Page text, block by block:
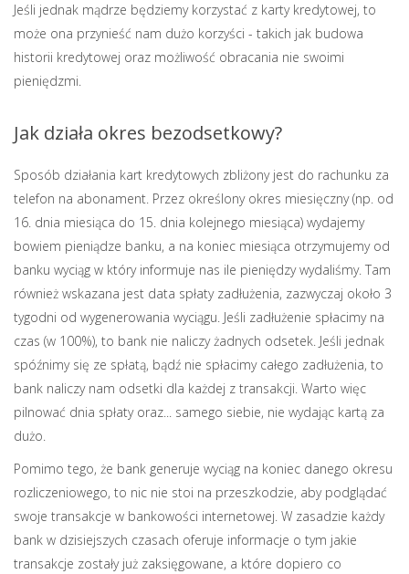
Jeśli jednak mądrze będziemy korzystać z karty kredytowej, to
może ona przynieść nam dużo korzyści - takich jak budowa
historii kredytowej oraz możliwość obracania nie swoimi
pieniędzmi.
Jak działa okres bezodsetkowy?
Sposób działania kart kredytowych zbliżony jest do rachunku za
telefon na abonament. Przez określony okres miesięczny (np. od
16. dnia miesiąca do 15. dnia kolejnego miesiąca) wydajemy
bowiem pieniądze banku, a na koniec miesiąca otrzymujemy od
banku wyciąg w który informuje nas ile pieniędzy wydaliśmy. Tam
również wskazana jest data spłaty zadłużenia, zazwyczaj około 3
tygodni od wygenerowania wyciągu. Jeśli zadłużenie spłacimy na
czas (w 100%), to bank nie naliczy żadnych odsetek. Jeśli jednak
spóźnimy się ze spłatą, bądź nie spłacimy całego zadłużenia, to
bank naliczy nam odsetki dla każdej z transakcji. Warto więc
pilnować dnia spłaty oraz... samego siebie, nie wydając kartą za
dużo.
Pomimo tego, że bank generuje wyciąg na koniec danego okresu
rozliczeniowego, to nic nie stoi na przeszkodzie, aby podglądać
swoje transakcje w bankowości internetowej. W zasadzie każdy
bank w dzisiejszych czasach oferuje informacje o tym jakie
transakcje zostały już zaksięgowane, a które dopiero co